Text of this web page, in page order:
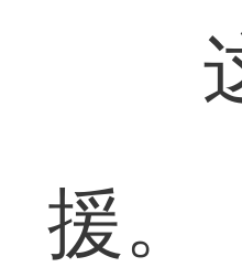
这
援。